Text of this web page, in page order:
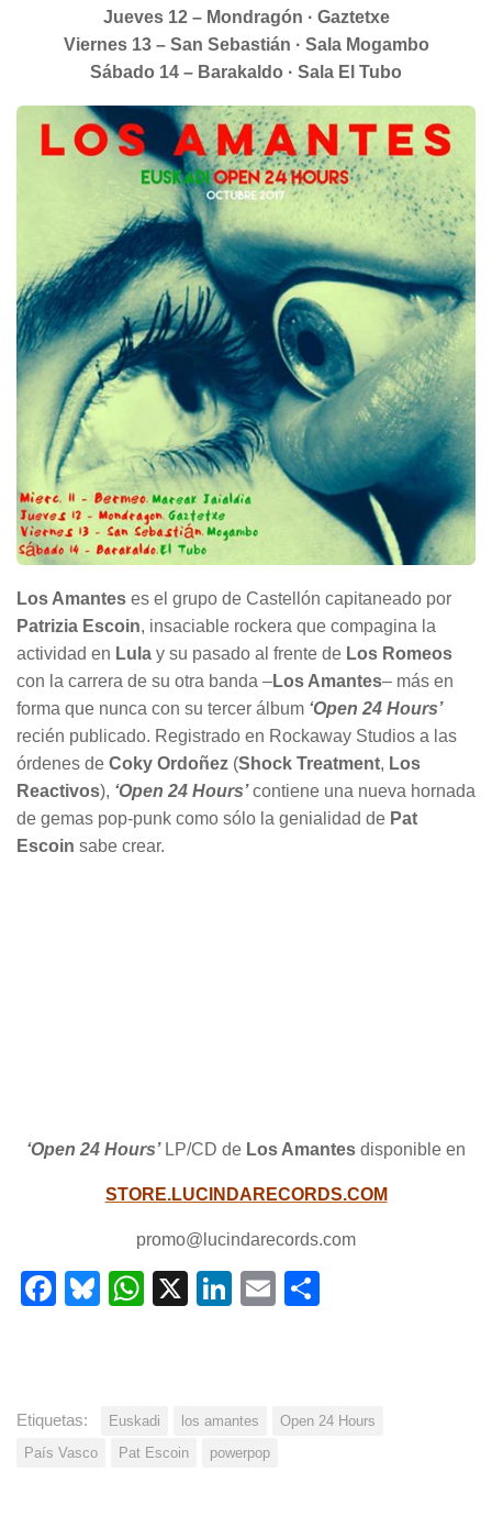
Jueves 12 – Mondragón · Gaztetxe
Viernes 13 – San Sebastián · Sala Mogambo
Sábado 14 – Barakaldo · Sala El Tubo
Los Amantes es el grupo de Castellón capitaneado por
Patrizia Escoin, insaciable rockera que compagina la
actividad en Lula y su pasado al frente de Los Romeos
con la carrera de su otra banda –Los Amantes– más en
forma que nunca con su tercer álbum ‘Open 24 Hours’
recién publicado. Registrado en Rockaway Studios a las
órdenes de Coky Ordoñez (Shock Treatment, Los
Reactivos), ‘Open 24 Hours’contiene una nueva hornada
de gemas pop-punk como sólo la genialidad de Pat
Escoin sabe crear.
‘Open 24 Hours’LP/CD de Los Amantes disponible en
STORE.LUCINDARECORDS.COM
promo@lucindarecords.com
Facebook
Bluesky
WhatsApp
X LinkedIn
Email
Etiquetas: Euskadi los amantes
Open 24 Hours
País Vasco
Pat Escoin powerpop